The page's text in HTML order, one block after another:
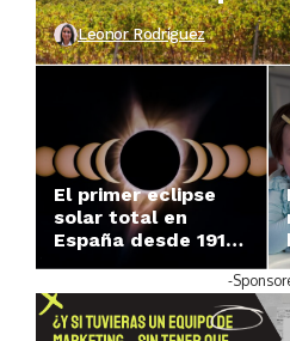
Leonor Rodríguez
El primer eclipse
solar total en
España desde 1912
llega el 12 de
agosto: la franja de
totalidad, los
horarios y cómo
-